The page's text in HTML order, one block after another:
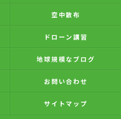
空中散布
ドローン講習
地球規模なブログ
お問い合わせ
サイトマップ